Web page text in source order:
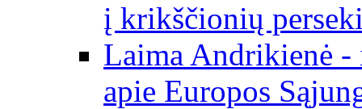
į krikščionių
Laima Andrikienė -
apie Europos